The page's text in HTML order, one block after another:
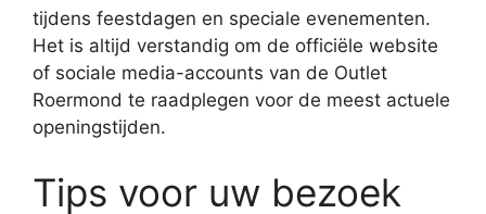
tijdens feestdagen en speciale evenementen.
Het is altijd verstandig om de officiële website
of sociale media-accounts van de Outlet
Roermond te raadplegen voor de meest actuele
openingstijden.
Tips voor uw bezoek